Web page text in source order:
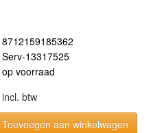
8712159185362
Serv-13317525
op voorraad
incl. btw
Toevoegen aan winkelwagen